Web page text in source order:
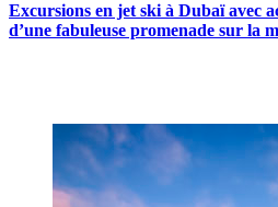
Excursions en jet ski à Dubaï avec
d’une fabuleuse promenade sur la